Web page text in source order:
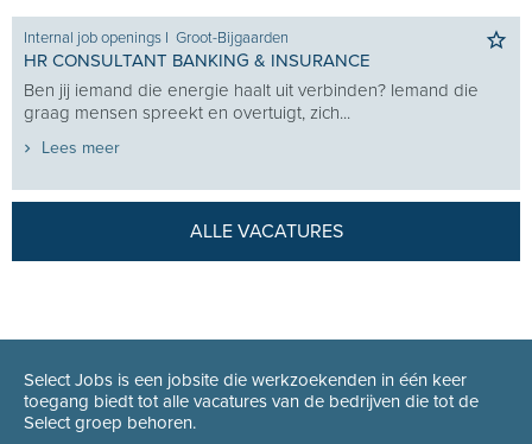
Internal job openings I Groot-Bijgaarden
HR CONSULTANT BANKING & INSURANCE
Ben jij iemand die energie haalt uit verbinden? Iemand die
graag mensen spreekt en overtuigt, zich...
Lees meer
ALLE VACATURES
Select Jobs is een jobsite die werkzoekenden in één keer
toegang biedt tot alle vacatures van de bedrijven die tot de
Select groep behoren.